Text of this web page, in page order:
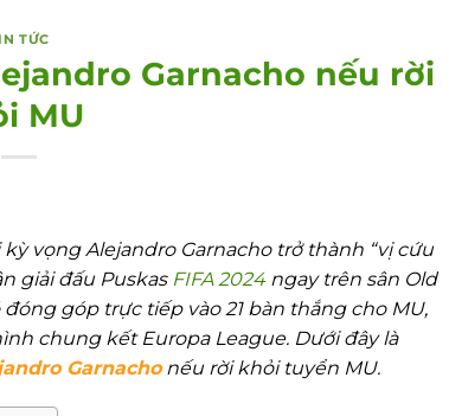
TỨC
Garnacho nếu rời
MU
vọng Alejandro Garnacho trở thành “vị cứu
giải đấu Puskas FIFA 2024ngay trên sân Old
góp trực tiếp vào 21 bàn thắng cho MU,
chung kết Europa League. Dưới đây là
Garnachonếu rời khỏi tuyển MU.